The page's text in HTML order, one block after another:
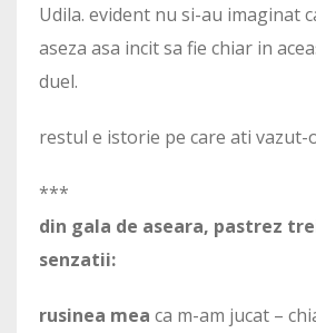
Udila. evident nu si-au imaginat
aseza asa incit sa fie chiar in
duel.
restul e istorie pe care ati vazut-
***
din gala de aseara, pastrez
senzatii:
rusinea mea ca m-am jucat –